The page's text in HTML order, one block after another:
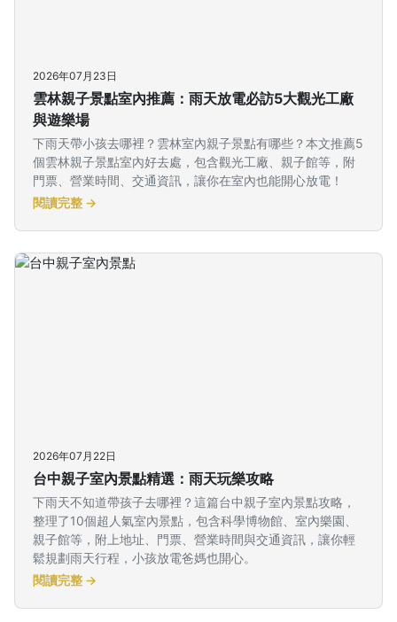
2026年07月23日
雲林親子景點室內推薦：雨天放電必訪5大觀光工廠
與遊樂場
下雨天帶小孩去哪裡？雲林室內親子景點有哪些？本文推薦5
個雲林親子景點室內好去處，包含觀光工廠、親子館等，附
門票、營業時間、交通資訊，讓你在室內也能開心放電！
閱讀完整 →
2026年07月22日
台中親子室內景點精選：雨天玩樂攻略
下雨天不知道帶孩子去哪裡？這篇台中親子室內景點攻略，
整理了10個超人氣室內景點，包含科學博物館、室內樂園、
親子館等，附上地址、門票、營業時間與交通資訊，讓你輕
鬆規劃雨天行程，小孩放電爸媽也開心。
閱讀完整 →